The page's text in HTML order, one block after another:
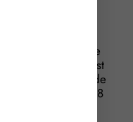
demandeurs
le revenu fiscal de
de 2024, est
effectuent plus de
jour ou plus de 8